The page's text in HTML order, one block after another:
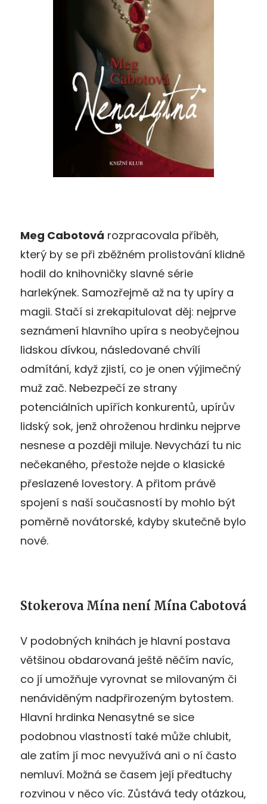
Meg Cabotová rozpracovala příběh,
který by se při zběžném prolistování klidně
hodil do knihovničky slavné série
harlekýnek. Samozřejmě až na ty upíry a
magii. Stačí si zrekapitulovat děj: nejprve
seznámení hlavního upíra s neobyčejnou
lidskou dívkou, následované chvílí
odmítání, když zjistí, co je onen výjimečný
muž zač. Nebezpečí ze strany
potenciálních upířích konkurentů, upírův
lidský sok, jenž ohroženou hrdinku nejprve
nesnese a později miluje. Nevychází tu nic
nečekaného, přestože nejde o klasické
přeslazené lovestory. A přitom právě
spojení s naší současností by mohlo být
poměrně novátorské, kdyby skutečně bylo
nové.
Stokerova Mína není Mína Cabotová
V podobných knihách je hlavní postava
většinou obdarovaná ještě něčím navíc,
co jí umožňuje vyrovnat se milovaným či
nenáviděným nadpřirozeným bytostem.
Hlavní hrdinka Nenasytné se sice
podobnou vlastností také může chlubit,
ale zatím jí moc nevyužívá ani o ní často
nemluví. Možná se časem její předtuchy
rozvinou v něco víc. Zůstává tedy otázkou,